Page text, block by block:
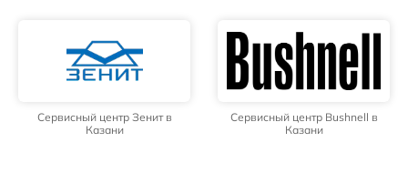
Сервисный центр Зенит в
Казани
Сервисный центр Bushnell в
Казани